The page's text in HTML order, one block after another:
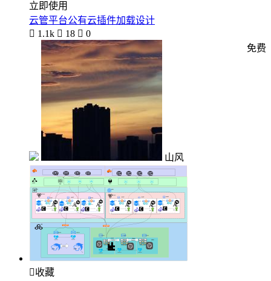
立即使用
云管平台公有云插件加载设计
 1.1k  18  0
山风
免费
收藏